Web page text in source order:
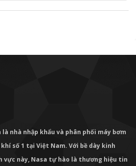
là nhà nhập khẩu và phân phối máy bơm
số 1 tại Việt Nam. Với bề dày kinh
vực này, Nasa tự hào là thương hiệu tin